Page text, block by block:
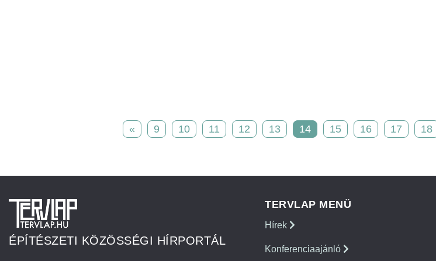
« 9 10 11 12 13 14 15 16 17 18
ÉPÍTÉSZETI KÖZÖSSÉGI HÍRPORTÁL
TERVLAP MENÜ
Hírek
Konferenciaajánló